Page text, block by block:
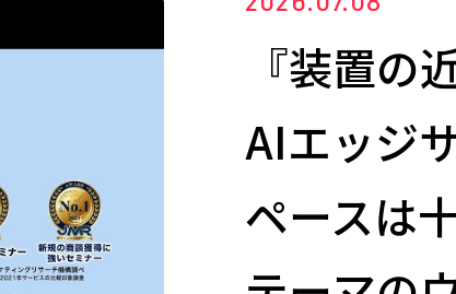
『装置の
AIエッジ
ペースは